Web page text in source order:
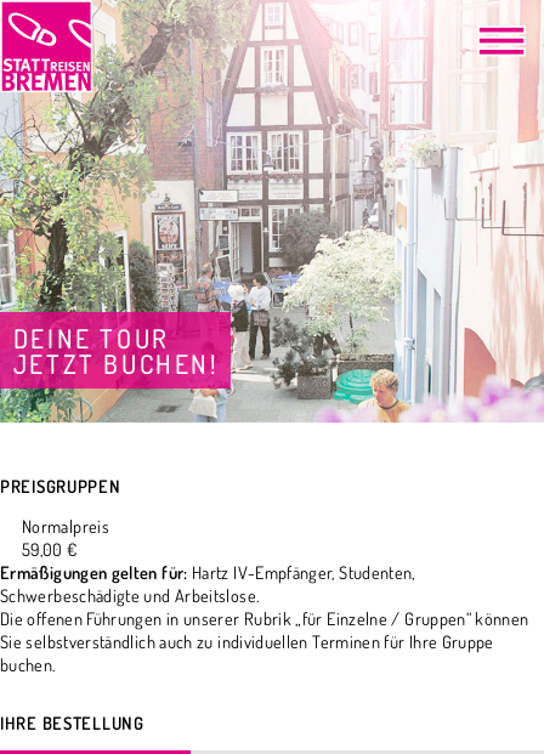
DEINE TOUR
JETZT BUCHEN!
PREISGRUPPEN
Normalpreis
59,00 €
Ermäßigungen gelten für: Hartz IV-Empfänger, Studenten,
Schwerbeschädigte und Arbeitslose.
Die offenen Führungen in unserer Rubrik „für Einzelne / Gruppen“ können
Sie selbstverständlich auch zu individuellen Terminen für Ihre Gruppe
buchen.
IHRE BESTELLUNG